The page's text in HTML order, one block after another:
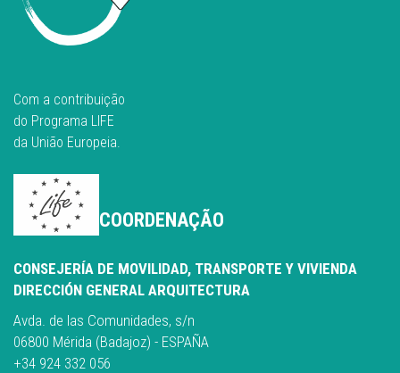
Com a contribuição
do Programa LIFE
da União Europeia.
COORDENAÇÃO
CONSEJERÍA DE MOVILIDAD, TRANSPORTE Y VIVIENDA
DIRECCIÓN GENERAL ARQUITECTURA
Avda. de las Comunidades, s/n
06800 Mérida (Badajoz) - ESPAÑA
+34 924 332 056